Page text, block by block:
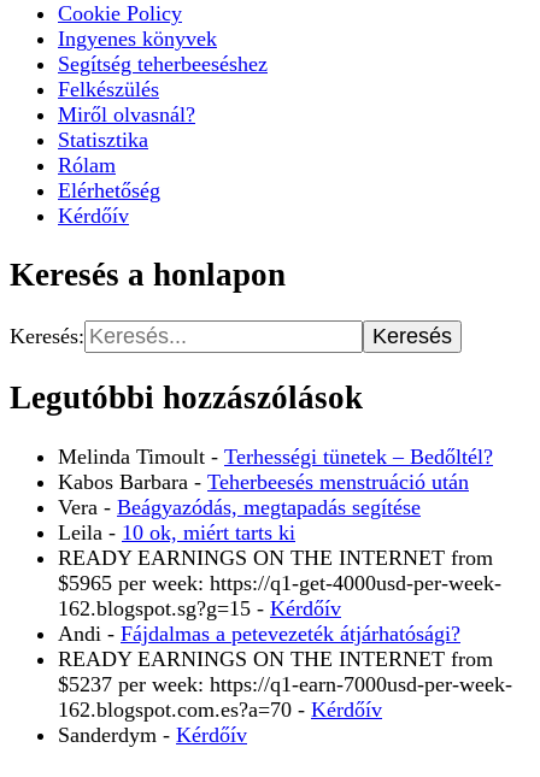
Cookie Policy
Ingyenes könyvek
Segítség teherbeeséshez
Felkészülés
Miről olvasnál?
Statisztika
Rólam
Elérhetőség
Kérdőív
Keresés a honlapon
Keresés:
Legutóbbi hozzászólások
Melinda Timoult - Terhességi tünetek – Bedőltél?
Kabos Barbara - Teherbeesés menstruáció után
Vera - Beágyazódás, megtapadás segítése
Leila - 10 ok, miért tarts ki
READY EARNINGS ON THE INTERNET from
$5965 per week: https://q1-get-4000usd-per-week-
162.blogspot.sg?g=15 - Kérdőív
Andi - Fájdalmas a petevezeték átjárhatósági?
READY EARNINGS ON THE INTERNET from
$5237 per week: https://q1-earn-7000usd-per-week-
162.blogspot.com.es?a=70 - Kérdőív
Sanderdym - Kérdőív